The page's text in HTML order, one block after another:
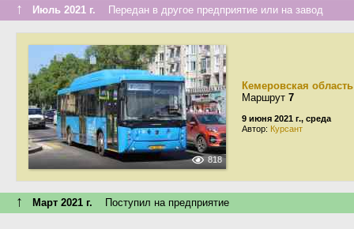
↑ Июль 2021 г. Передан в другое предприятие или на завод
818
Кемеровская
Маршрут 7
9 июня 2021 г., среда
Автор: Курсант
↑ Март 2021 г. Поступил на предприятие